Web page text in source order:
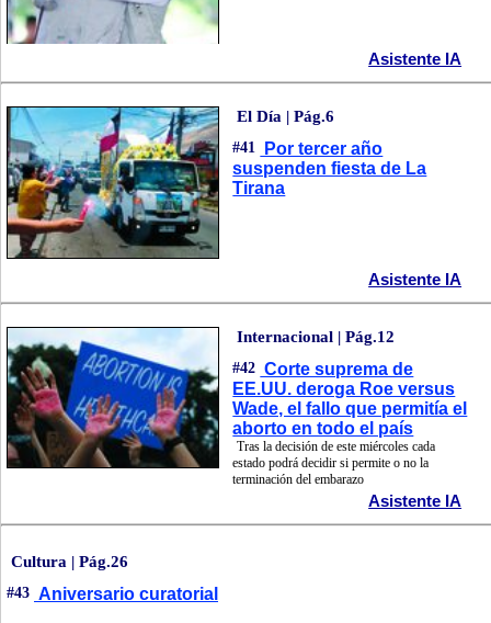
Asistente IA
El Día | Pág.6
#41
Por tercer año
suspenden fiesta de La
Tirana
Asistente IA
Internacional | Pág.12
#42 Corte suprema de
EE.UU. deroga Roe versus
Wade, el fallo que permitía el
aborto en todo el país
Tras la decisión de este miércoles cada
estado podrá decidir si permite o no la
terminación del embarazo
Asistente IA
Cultura | Pág.26
#43 Aniversario curatorial